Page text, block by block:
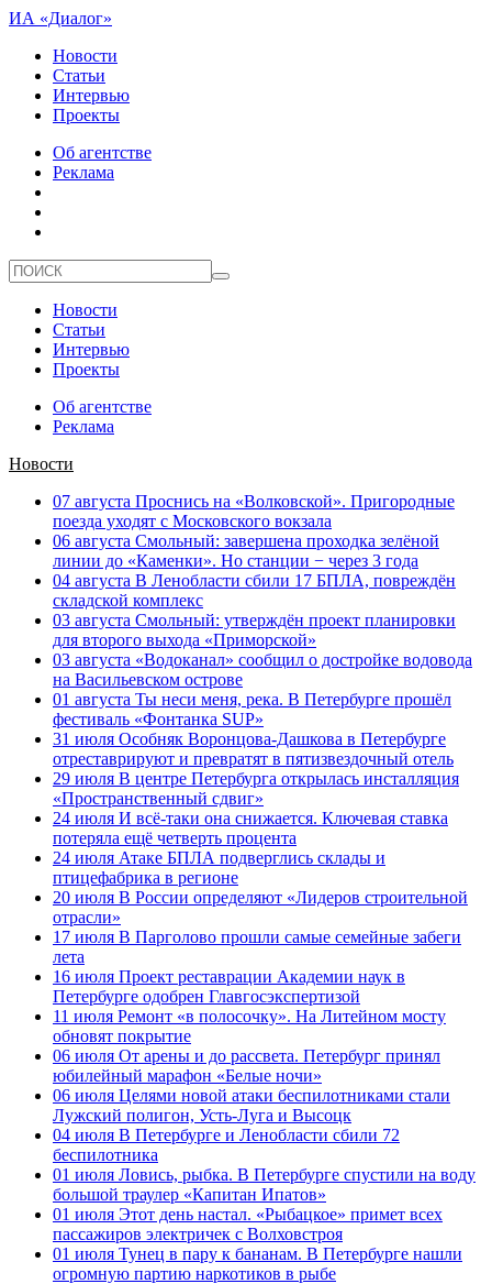
ИА «Диалог»
Новости
Статьи
Интервью
Проекты
Об агентстве
Реклама
Новости
Статьи
Интервью
Проекты
Об агентстве
Реклама
Новости
07 августа Проснись на «Волковской». Пригородные
поезда уходят с Московского вокзала
06 августа Смольный: завершена проходка зелёной
линии до «Каменки». Но станции − через 3 года
04 августа В Ленобласти сбили 17 БПЛА, повреждён
складской комплекс
03 августа Смольный: утверждён проект планировки
для второго выхода «Приморской»
03 августа «Водоканал» сообщил о достройке водовода
на Васильевском острове
01 августа Ты неси меня, река. В Петербурге прошёл
фестиваль «Фонтанка SUP»
31 июля Особняк Воронцова-Дашкова в Петербурге
отреставрируют и превратят в пятизвездочный отель
29 июля В центре Петербурга открылась инсталляция
«Пространственный сдвиг»
24 июля И всё-таки она снижается. Ключевая ставка
потеряла ещё четверть процента
24 июля Атаке БПЛА подверглись склады и
птицефабрика в регионе
20 июля В России определяют «Лидеров строительной
отрасли»
17 июля В Парголово прошли самые семейные забеги
лета
16 июля Проект реставрации Академии наук в
Петербурге одобрен Главгосэкспертизой
11 июля Ремонт «в полосочку». На Литейном мосту
обновят покрытие
06 июля От арены и до рассвета. Петербург принял
юбилейный марафон «Белые ночи»
06 июля Целями новой атаки беспилотниками стали
Лужский полигон, Усть-Луга и Высоцк
04 июля В Петербурге и Ленобласти сбили 72
беспилотника
01 июля Ловись, рыбка. В Петербурге спустили на воду
большой траулер «Капитан Ипатов»
01 июля Этот день настал. «Рыбацкое» примет всех
пассажиров электричек с Волховстроя
01 июля Тунец в пару к бананам. В Петербурге нашли
огромную партию наркотиков в рыбе